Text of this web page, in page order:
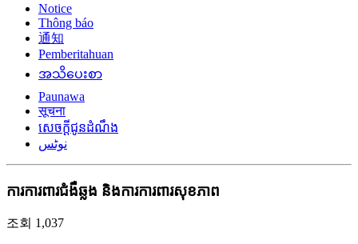
Notice
Thông báo
通知
Pemberitahuan
အသိပေးစာ
Paunawa
सूचना
សេចក្តីជូនដំណឹង
نوٹس
ការការពារជំងឺឆ្លង និងការការពារសុខភាព
조회 1,037